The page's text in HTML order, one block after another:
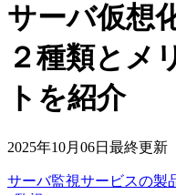
サーバ仮想
２種類とメ
トを紹介
2025年10月06日 最終更新
サーバ監視サービスの製